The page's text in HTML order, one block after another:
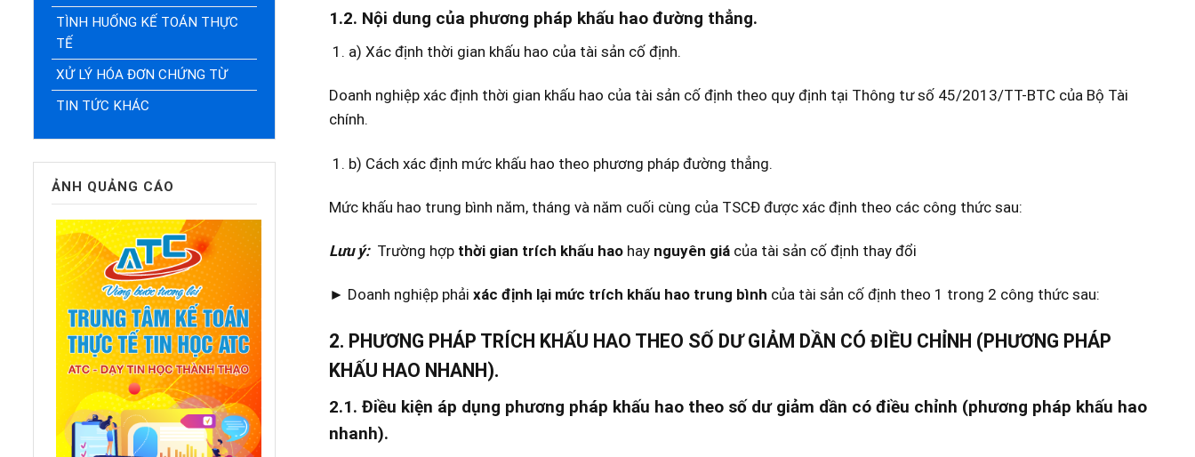
TÌNH HUỐNG KẾ TOÁN THỰC
TẾ
XỬ LÝ HÓA ĐƠN CHỨNG TỪ
TIN TỨC KHÁC
ẢNH QUẢNG CÁO
1.2. Nội dung của phương pháp khấu hao đường thẳng.
a) Xác định thời gian khấu hao của tài sản cố định.
Doanh nghiệp xác định thời gian khấu hao của tài sản cố định theo quy định tại Thông tư số 45/2013/TT-BTC của Bộ Tài
chính.
b) Cách xác định mức khấu hao theo phương pháp đường thẳng.
Mức khấu hao trung bình năm, tháng và năm cuối cùng của TSCĐ được xác định theo các công thức sau:
Lưu ý: Trường hợp thời gian trích khấu haohay nguyên giácủa tài sản cố định thay đổi
► Doanh nghiệp phải xác định lại mức trích khấu hao trung bình của tài sản cố định theo 1 trong 2 công thức sau:
2. PHƯƠNG PHÁP TRÍCH KHẤU HAO THEO SỐ DƯ GIẢM DẦN CÓ ĐIỀU CHỈNH (PHƯƠNG PHÁP
KHẤU HAO NHANH).
2.1. Điều kiện áp dụng phương pháp khấu hao theo số dư giảm dần có điều chỉnh (phương pháp khấu hao
nhanh).